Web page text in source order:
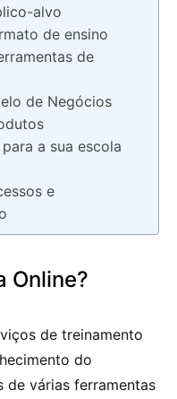
alvo
de ensino
de
de Negócios
a sua escola
e
Online?
de treinamento
do
de várias ferramentas